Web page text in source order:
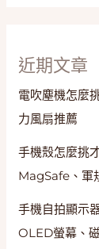
近期文章
電吹塵機怎麼
力風扇推薦
手機殼怎麼挑
MagSafe、軍
手機自拍顯示
OLED螢幕、